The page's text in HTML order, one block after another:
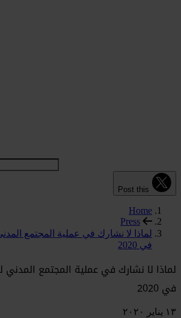
Post this
Home
Press
لماذا لا نشارك في عملية المجتمع
في 2020
لماذا لا نشارك في عملية المجتمع
في 2020
١٣ يناير ٢٠٢٠